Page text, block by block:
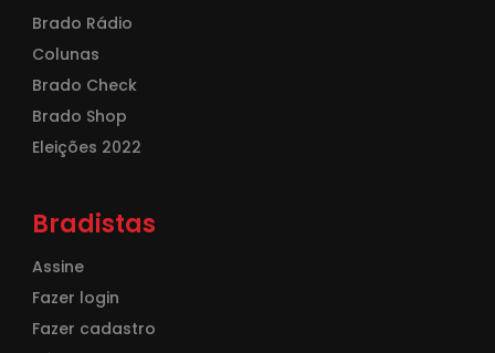
Brado Rádio
Colunas
Brado Check
Brado Shop
Eleições 2022
Bradistas
Assine
Fazer login
Fazer cadastro